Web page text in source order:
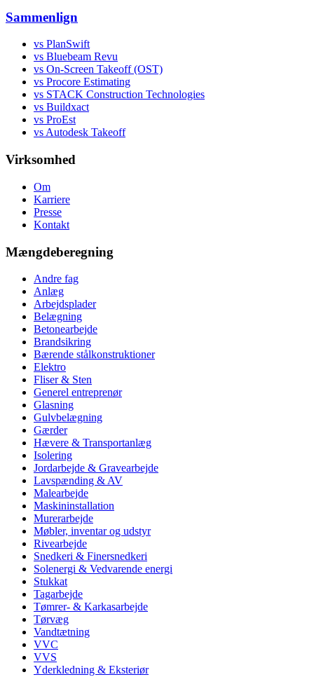
Sammenlign
vs PlanSwift
vs Bluebeam Revu
vs On-Screen Takeoff (OST)
vs Procore Estimating
vs STACK Construction Technologies
vs Buildxact
vs ProEst
vs Autodesk Takeoff
Virksomhed
Om
Karriere
Presse
Kontakt
Mængdeberegning
Andre fag
Anlæg
Arbejdsplader
Belægning
Betonearbejde
Brandsikring
Bærende stålkonstruktioner
Elektro
Fliser & Sten
Generel entreprenør
Glasning
Gulvbelægning
Gærder
Hævere & Transportanlæg
Isolering
Jordarbejde & Gravearbejde
Lavspænding & AV
Malearbejde
Maskininstallation
Murerarbejde
Møbler, inventar og udstyr
Rivearbejde
Snedkeri & Finersnedkeri
Solenergi & Vedvarende energi
Stukkat
Tagarbejde
Tømrer- & Karkasarbejde
Tørvæg
Vandtætning
VVC
VVS
Yderkledning & Eksteriør